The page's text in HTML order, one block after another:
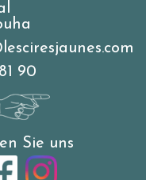
90
Sie uns